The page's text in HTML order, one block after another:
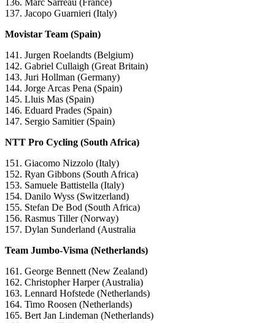
136. Marc Sarreau (France)
137. Jacopo Guarnieri (Italy)
Movistar Team (Spain)
141. Jurgen Roelandts (Belgium)
142. Gabriel Cullaigh (Great Britain)
143. Juri Hollman (Germany)
144. Jorge Arcas Pena (Spain)
145. Lluis Mas (Spain)
146. Eduard Prades (Spain)
147. Sergio Samitier (Spain)
NTT Pro Cycling (South Africa)
151. Giacomo Nizzolo (Italy)
152. Ryan Gibbons (South Africa)
153. Samuele Battistella (Italy)
154. Danilo Wyss (Switzerland)
155. Stefan De Bod (South Africa)
156. Rasmus Tiller (Norway)
157. Dylan Sunderland (Australia
Team Jumbo-Visma (Netherlands)
161. George Bennett (New Zealand)
162. Christopher Harper (Australia)
163. Lennard Hofstede (Netherlands)
164. Timo Roosen (Netherlands)
165. Bert Jan Lindeman (Netherlands)